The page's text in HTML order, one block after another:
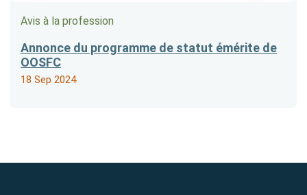
Avis à la profession
Annonce du programme de statut émérite de
OOSFC
18 Sep 2024